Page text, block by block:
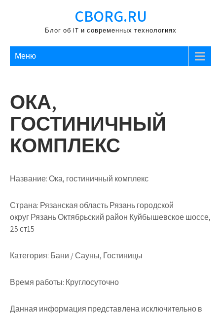
содержимому
CBORG.RU
Блог об IT и современных технологиях
Меню
ОКА,
ГОСТИНИЧНЫЙ
КОМПЛЕКС
Название:Ока, гостиничный комплекс
Страна: Рязанская область Рязань городской
округ Рязань Октябрьский район Куйбышевское шоссе,
25 ст15
Категория: Бани / Сауны, Гостиницы
Время работы: Круглосуточно
Данная информация представлена исключительно в